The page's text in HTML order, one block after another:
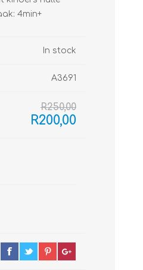
4min+
In stock
A3691
R250,00
R200,00